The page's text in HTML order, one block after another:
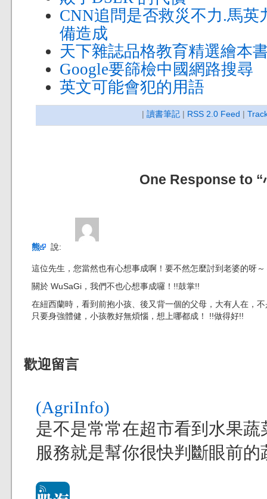
CNN追問是否救災不力.馬
備造成
天下雜誌品格教育精選繪本
Google要篩檢中國網路搜尋
英文可能會犯的用語
| 讀書筆記 | RSS 2.0 Feed |
One Response to “
熊 說:
這位先生，您當然也有心想事成啊！要不然怎麼討到老婆的呀
關於 WuSaGi，我們不也心想事成囉！!!鼓掌!!
在紐西蘭時，看到前抱小孩、後又背一個的父母，大有人在，
只要身強體健，小孩教好無煩惱，想上哪都成！ !!做得好!!
歡迎留言
(AgriInfo)
是不是常常在超市看到水果
服務就是幫你很快判斷眼前